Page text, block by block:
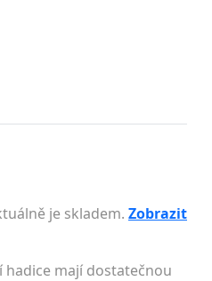
je skladem. Zobrazit
hadice mají dostatečnou